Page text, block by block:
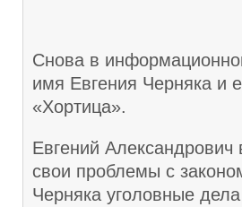
Снова в
имя Евгения Черняка и
«Хортица».
Евгений
свои проблемы с
Черняка уголовные